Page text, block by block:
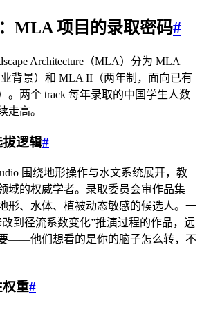
MLA 项目的录取密码#
Architecture（MLA）分为 MLA
背景）和 MLA II（两年制，面向已有
。两个 track 每年录取的中国学生人数
走高。
逻辑#
围绕地形操作与水文系统展开，教
域的权威学者。录取委员会审作品集
形、水体、植被动态敏感的候选人。一
到径流系数变化”推演过程的作品，远
——他们想看的是你的脑子怎么转，不
权重#